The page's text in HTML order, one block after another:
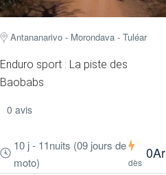
Antananarivo - Morondava - Tuléar
Enduro sport : La piste des
Baobabs
0 avis
10 j - 11nuits (09 jours de
moto)
dès
0Ar